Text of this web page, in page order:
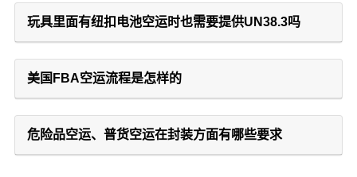
玩具里面有纽扣电池空运时也需要提供UN38.3吗
美国FBA空运流程是怎样的
危险品空运、普货空运在封装方面有哪些要求